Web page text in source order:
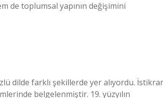
de toplumsal yapının değişimini
dilde farklı şekillerde yer alıyordu. İstikrar